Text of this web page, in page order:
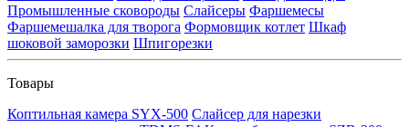
Промышленные сковороды Слайсеры Фаршемесы
Фаршемешалка для творога Формовщик котлет Шкаф
шоковой заморозки Шпигорезки
Товары
Коптильная камера SYX-500 Слайсер для нарезки